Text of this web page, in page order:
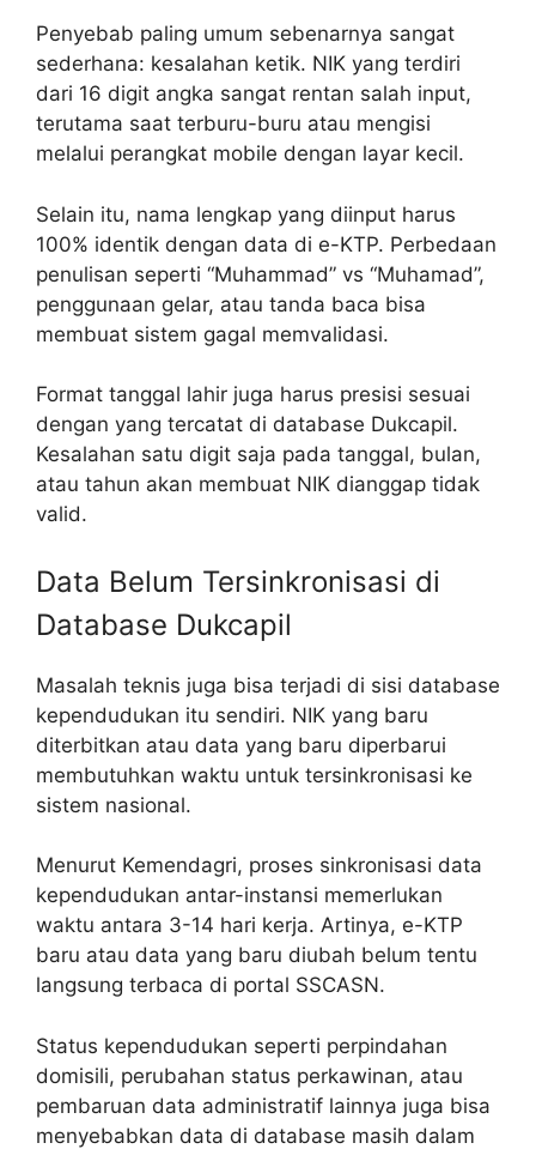
Penyebab paling umum sebenarnya sangat
sederhana: kesalahan ketik. NIK yang terdiri
dari 16 digit angka sangat rentan salah input,
terutama saat terburu-buru atau mengisi
melalui perangkat mobile dengan layar kecil.
Selain itu, nama lengkap yang diinput harus
100% identik dengan data di e-KTP. Perbedaan
penulisan seperti “Muhammad” vs “Muhamad”,
penggunaan gelar, atau tanda baca bisa
membuat sistem gagal memvalidasi.
Format tanggal lahir juga harus presisi sesuai
dengan yang tercatat di database Dukcapil.
Kesalahan satu digit saja pada tanggal, bulan,
atau tahun akan membuat NIK dianggap tidak
valid.
Data Belum Tersinkronisasi di
Database Dukcapil
Masalah teknis juga bisa terjadi di sisi database
kependudukan itu sendiri. NIK yang baru
diterbitkan atau data yang baru diperbarui
membutuhkan waktu untuk tersinkronisasi ke
sistem nasional.
Menurut Kemendagri, proses sinkronisasi data
kependudukan antar-instansi memerlukan
waktu antara 3-14 hari kerja. Artinya, e-KTP
baru atau data yang baru diubah belum tentu
langsung terbaca di portal SSCASN.
Status kependudukan seperti perpindahan
domisili, perubahan status perkawinan, atau
pembaruan data administratif lainnya juga bisa
menyebabkan data di database masih dalam